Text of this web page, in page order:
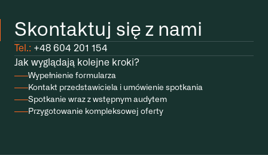
Skontaktuj się z nami
Tel.: +48 604 201 154
Jak wyglądają kolejne kroki?
Wypełnienie formularza
Kontakt przedstawiciela i umówienie spotkania
Spotkanie wraz z wstępnym audytem
Przygotowanie kompleksowej oferty